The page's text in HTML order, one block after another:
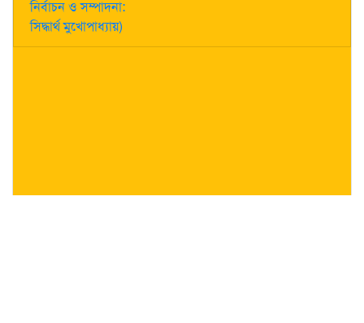
নির্বাচন ও সম্পাদনা:
সিদ্ধার্থ মুখোপাধ্যায়)